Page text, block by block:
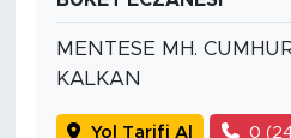
MENTESE MH.
KALKAN
Yol Tarifi Al 0